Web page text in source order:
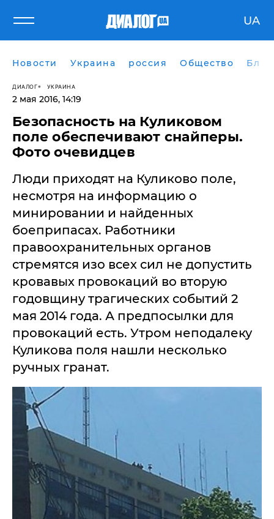
UA
Новости Украина россия Общество
ДИАЛОГ УКРАИНА
2 мая 2016, 14:19
Безопасность на Куликовом
поле обеспечивают снайперы.
Фото очевидцев
Люди приходят на Куликово поле,
несмотря на информацию о
минировании и найденных
боеприпасах. Работники
правоохранительных органов
стремятся изо всех сил не допустить
кровавых провокаций во вторую
годовщину трагических событий 2
мая 2014 года. А предпосылки для
провокаций есть. Утром неподалеку
Куликова поля нашли несколько
ручных гранат.